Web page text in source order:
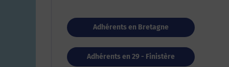
Adhérents en Bretagne
Adhérents en 29 - Finistère